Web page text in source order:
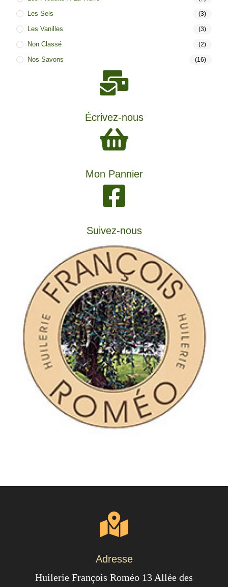
Les Sels (3)
Les Vanilles (3)
Non Classé (2)
Nos Savons (16)
Écrivez-nous
Mon Pannier
Suivez-nous
Adresse
Huilerie François Roméo 13 Allée des